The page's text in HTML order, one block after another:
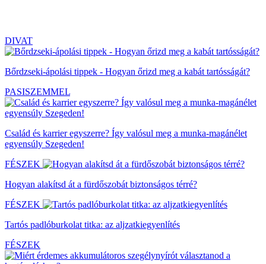
DIVAT
Bőrdzseki-ápolási tippek - Hogyan őrizd meg a kabát tartósságát?
PASISZEMMEL
Család és karrier egyszerre? Így valósul meg a munka-magánélet
egyensúly Szegeden!
FÉSZEK
Hogyan alakítsd át a fürdőszobát biztonságos térré?
FÉSZEK
Tartós padlóburkolat titka: az aljzatkiegyenlítés
FÉSZEK